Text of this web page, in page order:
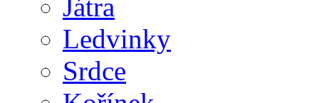
Játra
Ledvinky
Srdce